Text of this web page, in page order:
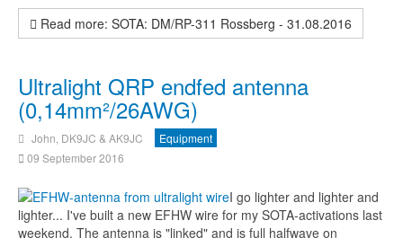
Read more: SOTA: DM/RP-311 Rossberg - 31.08.2016
Ultralight QRP endfed antenna
(0,14mm²/26AWG)
John, DK9JC & AK9JC
Equipment
09 September 2016
I go lighter and lighter and
lighter... I've built a new EFHW wire for my SOTA-activations last
weekend. The antenna is "linked" and is full halfwave on